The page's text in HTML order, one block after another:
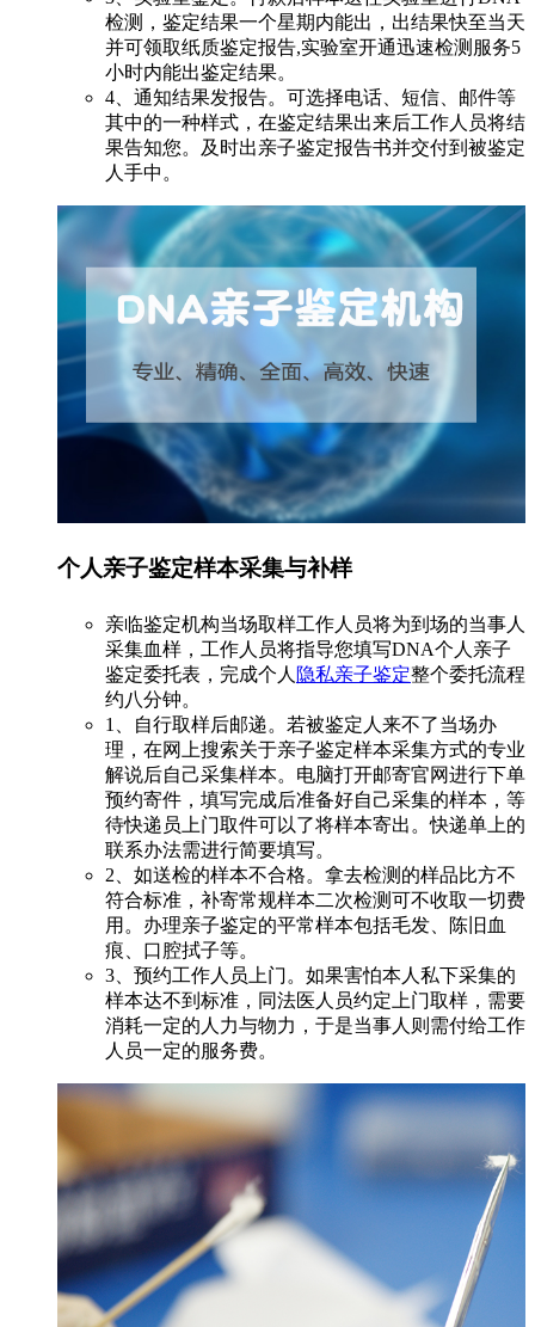
检测，鉴定结果一个星期内能出，出结果快至当天
并可领取纸质鉴定报告,实验室开通迅速检测服务5
小时内能出鉴定结果。
4、通知结果发报告。可选择电话、短信、邮件等
其中的一种样式，在鉴定结果出来后工作人员将结
果告知您。及时出亲子鉴定报告书并交付到被鉴定
人手中。
个人亲子鉴定样本采集与补样
亲临鉴定机构当场取样工作人员将为到场的当事人
采集血样，工作人员将指导您填写DNA个人亲子
鉴定委托表，完成个人 隐私亲子鉴定整个委托流程
约八分钟。
1、自行取样后邮递。若被鉴定人来不了当场办
理，在网上搜索关于亲子鉴定样本采集方式的专业
解说后自己采集样本。电脑打开邮寄官网进行下单
预约寄件，填写完成后准备好自己采集的样本，等
待快递员上门取件可以了将样本寄出。快递单上的
联系办法需进行简要填写。
2、如送检的样本不合格。拿去检测的样品比方不
符合标准，补寄常规样本二次检测可不收取一切费
用。办理亲子鉴定的平常样本包括毛发、陈旧血
痕、口腔拭子等。
3、预约工作人员上门。如果害怕本人私下采集的
样本达不到标准，同法医人员约定上门取样，需要
消耗一定的人力与物力，于是当事人则需付给工作
人员一定的服务费。